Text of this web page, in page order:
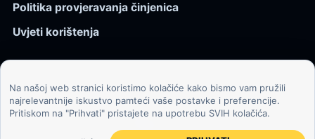
Politika provjeravanja činjenica
Uvjeti korištenja
© 2026 Kozmos.hr. Sva prava pridržana.
Svemir, znanost, tehnologija i velike ideje za znatiželjne
čitatelje.
Na našoj web stranici koristimo kolačiće kako bismo vam pružili
najrelevantnije iskustvo pamteći vaše postavke i preferencije.
Pritiskom na "Prihvati" pristajete na upotrebu SVIH kolačića.